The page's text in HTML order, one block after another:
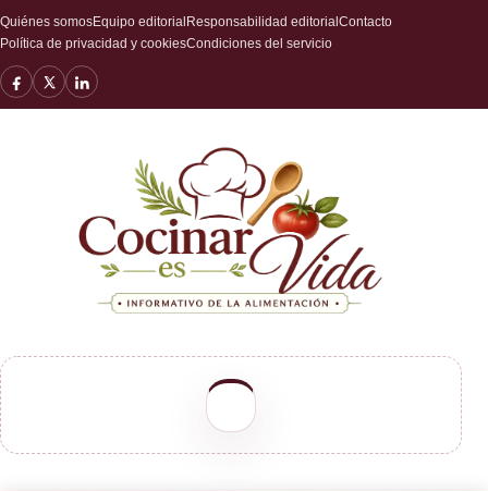
Quiénes somosEquipo editorial Responsabilidad editorial Contacto
Política de privacidad y cookiesCondiciones del servicio